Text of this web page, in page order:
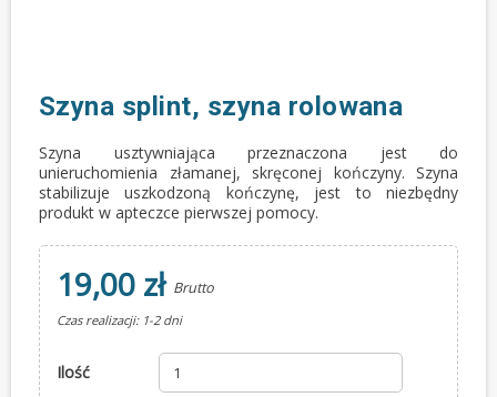
Szyna splint, szyna rolowana
Szyna usztywniająca przeznaczona jest do
unieruchomienia złamanej, skręconej kończyny. Szyna
stabilizuje uszkodzoną kończynę, jest to niezbędny
produkt w apteczce pierwszej pomocy.
19,00 zł Brutto
Czas realizacji: 1-2 dni
Ilość